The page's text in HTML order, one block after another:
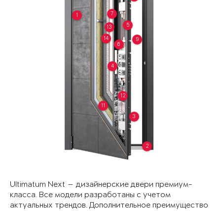
1
2
3
4
5
6
7
9
11
12
13
14
Ultimatum Next — дизайнерские двери премиум-
класса. Все модели разработаны с учетом
актуальных трендов. Дополнительное преимущество